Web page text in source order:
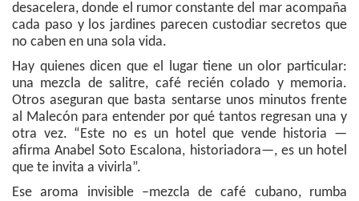
desacelera, donde el rumor constante del mar acompaña
cada paso y los jardines parecen custodiar secretos que
no caben en una sola vida.
Hay quienes dicen que el lugar tiene un olor particular:
una mezcla de salitre, café recién colado y memoria.
Otros aseguran que basta sentarse unos minutos frente
al Malecón para entender por qué tantos regresan una y
otra vez. “Este no es un hotel que vende historia —
afirma Anabel Soto Escalona, historiadora—, es un hotel
que te invita a vivirla”.
Ese aroma invisible –mezcla de café cubano, rumba